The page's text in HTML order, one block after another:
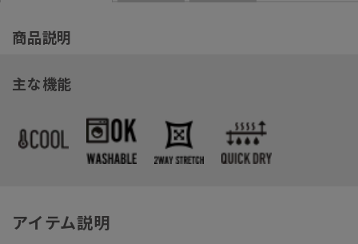
商品説明
主な機能
アイテム説明